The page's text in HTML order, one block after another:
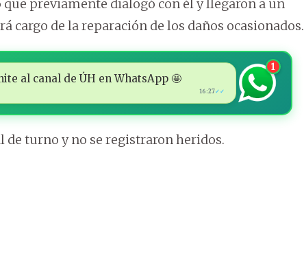
previamente dialogó con él y llegaron a un
cargo de la reparación de los daños ocasionados.
al canal de ÚH en WhatsApp 🤩
16:27✓✓
1
de turno y no se registraron heridos.